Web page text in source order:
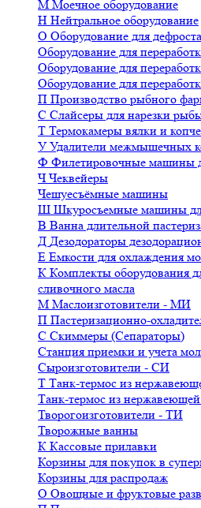
М Моечное оборудование
Н Нейтральное оборудование
О Оборудование для
Оборудование для
Оборудование для
Оборудование для
П Производство рыбного
С Слайсеры для нарезки
Т Термокамеры вялки и
У Удалители межмышечных
Ф Филетировочные машины
ЧЧеквейеры
Чешуесъёмные машины
Ш Шкуросъемные машины
В Ванна длительной
Д Дезодораторы
Е Емкости для охлаждения
К Комплекты оборудования
сливочного масла
М Маслоизготовители - МИ
П Пастеризационно-
С Скиммеры (Сепараторы)
Станция приемки и учета
Сыроизготовители - СИ
Т Танк-термос из
Танк-термос из
Творогоизготовители - ТИ
Творожные ванны
К Кассовые прилавки
Корзины для покупок в
Корзины для распродаж
О Овощные и фруктовые